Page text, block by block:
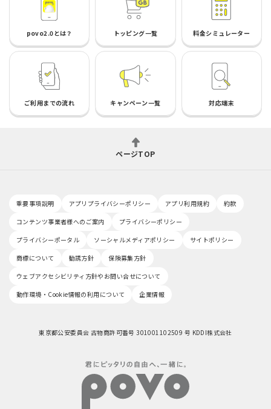
povo2.0とは？ トッピング一覧 料金シミュレーター
ご利用までの流れ キャンペーン一覧 対応端末
ページTOP
重要事項説明 アプリプライバシーポリシー アプリ利用規約
約款
コンテンツ事業者様へのご案内
プライバシーポリシー
プライバシーポータル
ソーシャルメディアポリシー
サイトポリシー
商標について
勧誘方針
保険募集方針
ウェブアクセシビリティ方針やお問い合せについて
動作環境・Cookie情報の利用について
企業情報
東京都公安委員会 古物商許可番号 301001102509 号 KDDI株式会社